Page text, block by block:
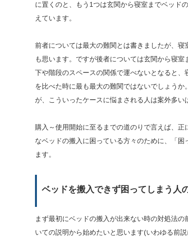
に置くのと、もう1つは玄関から寝室までベッド
えています。
前者については最大の難関とは書きましたが、
も思います。ですが後者については玄関から寝
下や階段のスペースの関係で運べないとなると
を比べた時に最も最大の難関ではないでしょう
が、こういったケースに悩まされる人は案外多い
購入～使用開始に至るまでの道のりで言えば、
なベッドの搬入に困っている方々のために、「
ます。
ベッドを搬入できず困ってしまう人
まず最初にベッドの搬入が出来ない時の対処法
いての説明から始めたいと思います(いわゆる前説